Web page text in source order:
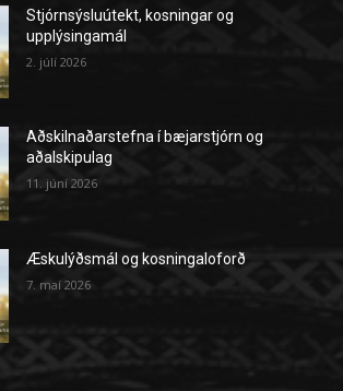
Stjórnsýsluútekt, kosningar og
upplýsingamál
2. júlí 2026
Aðskilnaðarstefna í bæjarstjórn og
aðalskipulag
11. júní 2026
Æskulýðsmál og kosningaloforð
7. maí 2026